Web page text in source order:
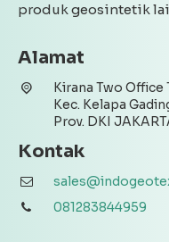
produk geosintetik
Alamat
Kirana Two Office
Kec. Kelapa
Prov. DKI
Kontak
081283844959